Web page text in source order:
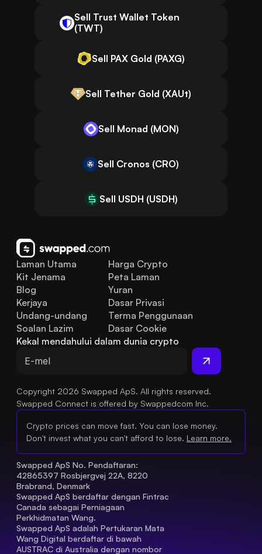
Sell Trust Wallet Token
(TWT)
Sell PAX Gold (PAXG)
Sell Tether Gold (XAUt)
Sell Monad (MON)
Sell Cronos (CRO)
Sell USDH (USDH)
Laman Utama
Kit Jenama
Blog
Soalan Lazim
Undang-undang
Kerjaya
Harga Crypto
Peta Laman
Yuran
Dasar Privasi
Terma Penggunaan
Dasar Cookie
Kekal mendahului dalam dunia crypto
Copyright 2026 Swapped ApS. All rights reserved.
Swapped Connect is offered by Swappedcom Inc.
Crypto prices can move fast. You can lose money.
Don't invest what you can't afford to lose. Learn more.
Swapped ApS No. Pendaftaran:
42865397 Rosbjergvej 22A, 8220
Brabrand, Denmark
Swapped ApS berdaftar dengan Fintrac
Canada sebagai Perniagaan
Perkhidmatan Wang.
Swapped ApS adalah Pertukaran Mata
Wang Digital berdaftar di bawah
AUSTRAC di Australia dengan nombor